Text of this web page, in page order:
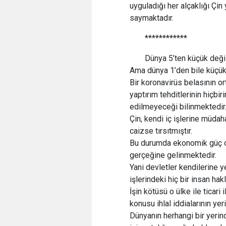
uyguladığı her alçaklığı
saymaktadır.
************
Dünya 5’ten küçük
Ama dünya 1’den bile
Bir koronavirüs belasının
yaptırım tehditlerinin
edilmeyeceği bilinmektedir.
Çin, kendi iç işlerine
caizse tırsıtmıştır.
Bu durumda ekonomik güç
gerçeğine gelinmektedir.
Yani devletler kendilerine
işlerindeki hiç bir insan
İşin kötüsü o ülke ile ticari
konusu ihlal iddialarının
Dünyanın herhangi bir